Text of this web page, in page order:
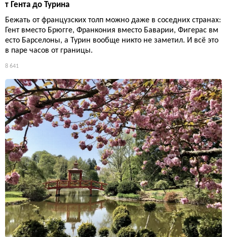
т Гента до Турина
Бежать от французских толп можно даже в соседних странах:
Гент вместо Брюгге, Франкония вместо Баварии, Фигерас вм
есто Барселоны, а Турин вообще никто не заметил. И всё это
в паре часов от границы.
8 641